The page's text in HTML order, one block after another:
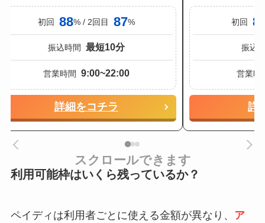
初回 88% / 2回目 87%
振込時間 最短10分
営業時間 9:00~22:00
詳細をコチラ
初回
振込
営業時
詳
スクロールできます
利用可能枠はいくら残っているか？
ペイディは利用者ごとに使える金額が異なり、 ア